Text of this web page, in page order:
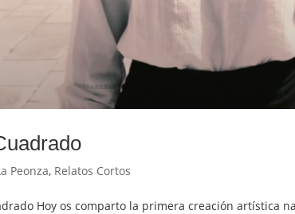
Peonza, Relatos Cortos
Hoy os comparto la primera creación